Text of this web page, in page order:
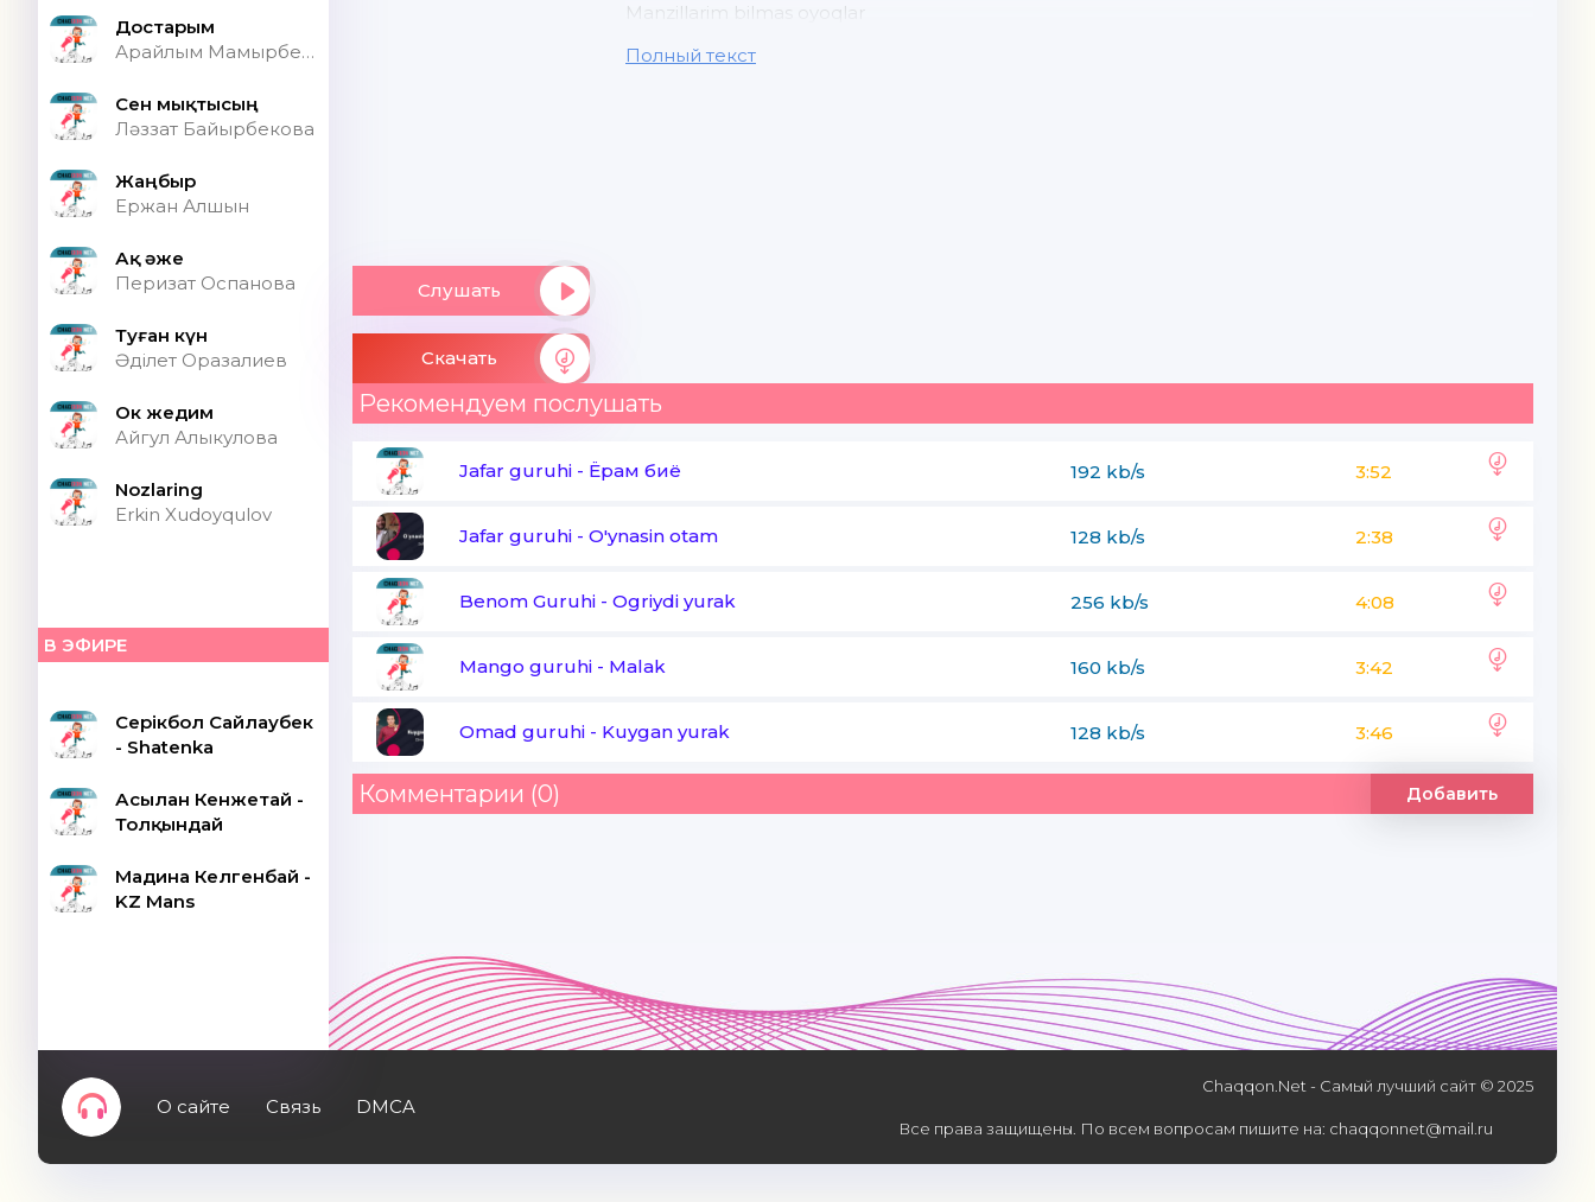
Достарым
Арайлым Мамырбекқызы
Сен мықтысың
Ләззат Байырбекова
Жаңбыр
Ержан Алшын
Ақ әже
Перизат Оспанова
Туған күн
Әділет Оразалиев
Ок жедим
Айгул Алыкулова
Nozlaring
Erkin Xudoyqulov
В ЭФИРЕ
Серікбол Сайлаубек
- Shatenka
Асылан Кенжетай -
Толқындай
Мадина Келгенбай -
KZ Mans
Слушать
Скачать
Manzillarim bilmas oyoqlar
Balolarda qolar bu yurak
Ey der seni kim kim
Endi yurak
Полный текст
Рекомендуем послушать
Jafar guruhi - Ёрам биё 192 kb/s 3:52
Jafar guruhi - O'ynasin otam 128 kb/s 2:38
Benom Guruhi - Ogriydi yurak 256 kb/s 4:08
Mango guruhi - Malak 160 kb/s 3:42
Omad guruhi - Kuygan yurak 128 kb/s 3:46
Комментарии (0) Добавить
О сайте Связь DMCA
Chaqqon.Net - Самый лучший сайт © 2025
Все права защищены. По всем вопросам пишите на: chaqqonnet@mail.ru